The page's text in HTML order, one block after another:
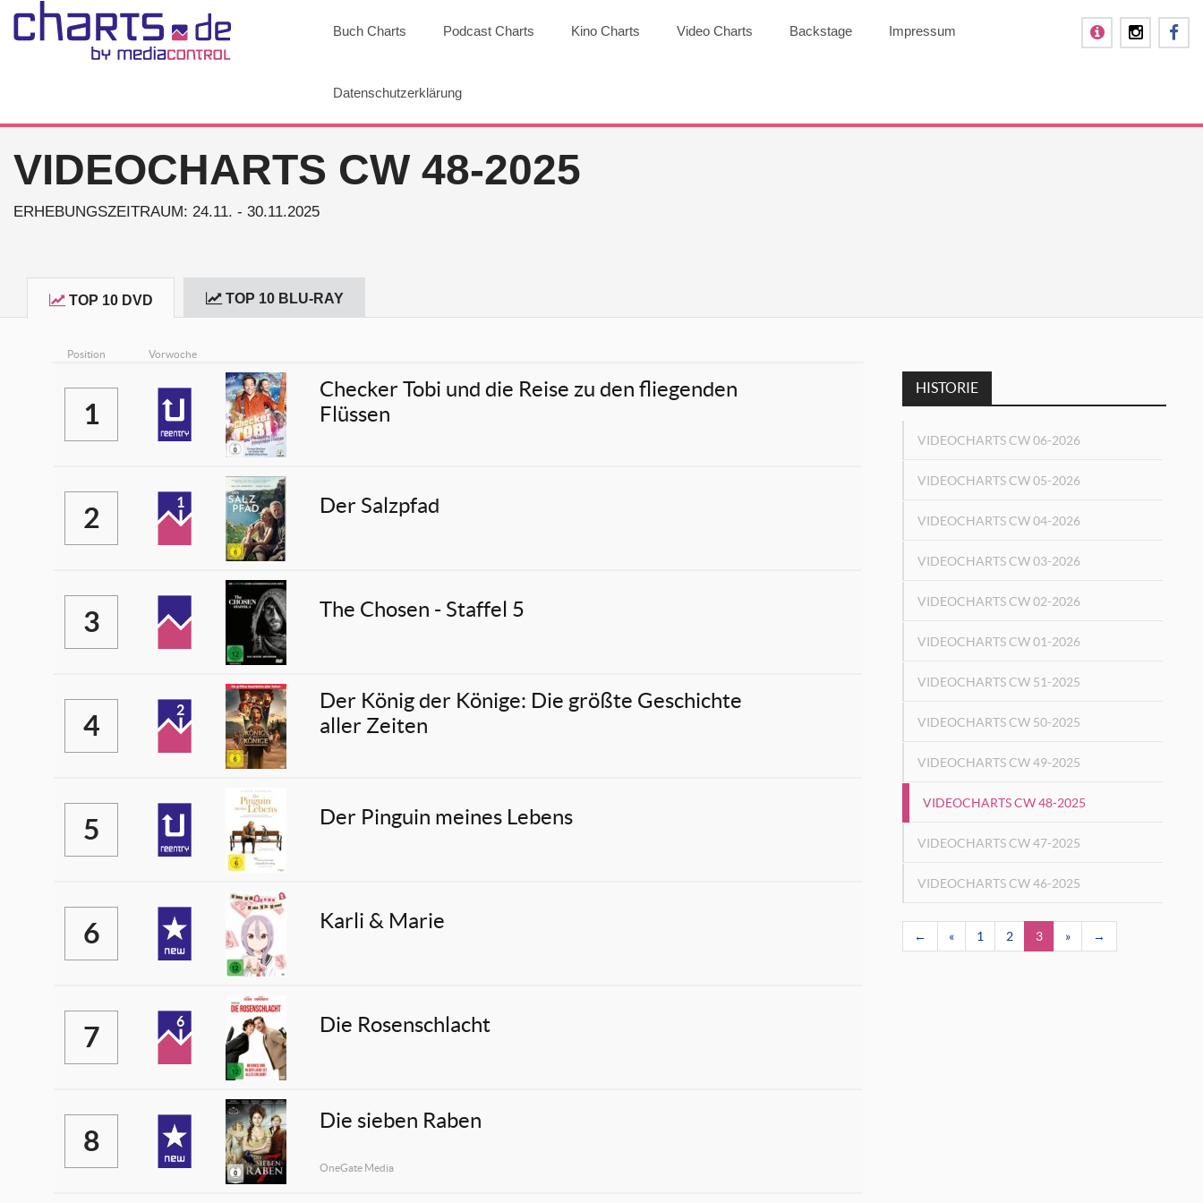
Buch Charts Podcast Charts Kino Charts Video Charts Backstage Impressum
Datenschutzerklärung
VIDEOCHARTS CW 48-2025
ERHEBUNGSZEITRAUM: 24.11. - 30.11.2025
TOP 10 DVD TOP 10 BLU-RAY
Position Vorwoche
1
Checker Tobi und die Reise zu den fliegenden
Flüssen
2 1 Der Salzpfad
3 The Chosen - Staffel 5
4 2
Der König der Könige: Die größte Geschichte
aller Zeiten
5 Der Pinguin meines Lebens
6 Karli & Marie
7 6 Die Rosenschlacht
8
Die sieben Raben
OneGate Media
HISTORIE
VIDEOCHARTS CW 06-2026
VIDEOCHARTS CW 05-2026
VIDEOCHARTS CW 04-2026
VIDEOCHARTS CW 03-2026
VIDEOCHARTS CW 02-2026
VIDEOCHARTS CW 01-2026
VIDEOCHARTS CW 51-2025
VIDEOCHARTS CW 50-2025
VIDEOCHARTS CW 49-2025
VIDEOCHARTS CW 48-2025
VIDEOCHARTS CW 47-2025
VIDEOCHARTS CW 46-2025
← « 1 2 3 » →